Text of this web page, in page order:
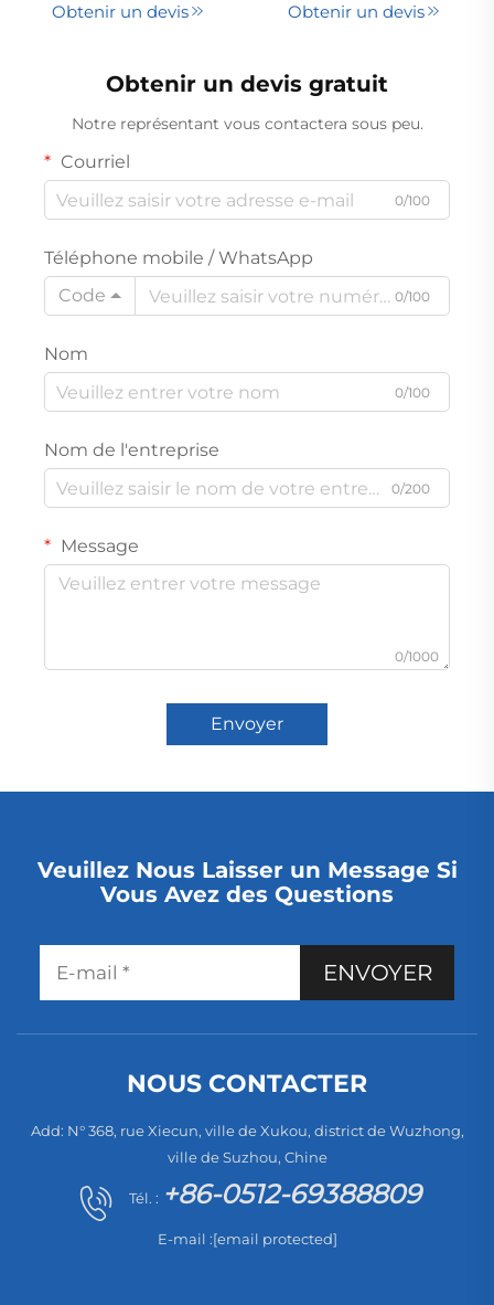
main, sans balai,
utilisable avec USB,
adapté aux hôtels
Obtenir un devis Obtenir un devis
Obtenir un devis gratuit
Notre représentant vous contactera sous peu.
Courriel
0/100
Téléphone mobile / WhatsApp
Code
0/100
Nom
0/100
Nom de l'entreprise
0/200
Message
0/1000
Envoyer
Veuillez Nous Laisser un Message Si
Vous Avez des Questions
ENVOYER
NOUS CONTACTER
Add: N° 368, rue Xiecun, ville de Xukou, district de Wuzhong,
ville de Suzhou, Chine
Tél. : +86-0512-69388809
E-mail :[email protected]